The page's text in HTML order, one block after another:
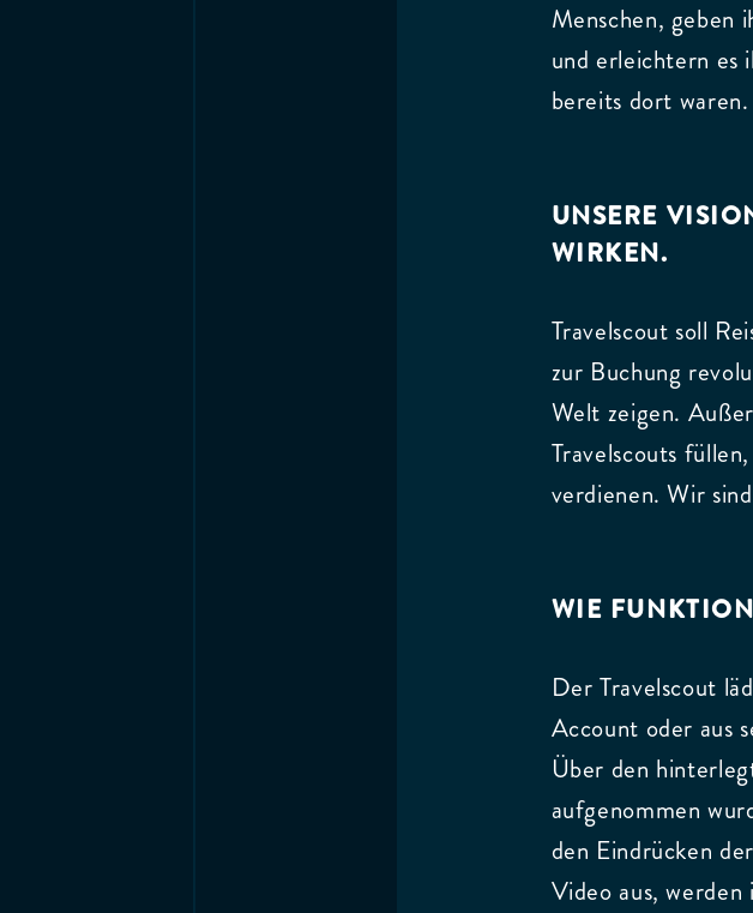
Menschen, geben
und erleichtern es
bereits dort waren.
UNSERE
WIRKEN.
Travelscout soll
zur Buchung
Welt zeigen.
Travelscouts
verdienen. Wir
WIE
Der Travelscout
Account oder aus
Über den
aufgenommen
den Eindrücken
Video aus,